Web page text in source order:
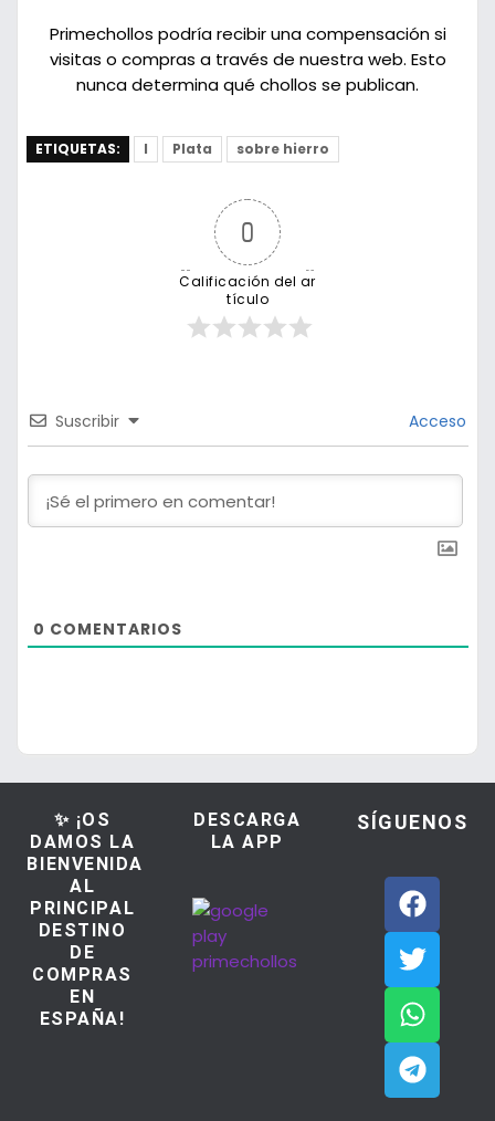
Primechollos podría recibir una compensación si
visitas o compras a través de nuestra web. Esto
nunca determina qué chollos se publican.
ETIQUETAS: l Plata sobre hierro
0
Calificación del ar
tículo
Suscribir Acceso
0 COMENTARIOS
✨ ¡OS
DAMOS LA
BIENVENIDA
AL
PRINCIPAL
DESTINO
DE
COMPRAS
EN
ESPAÑA!
DESCARGA
LA APP
SÍGUENOS